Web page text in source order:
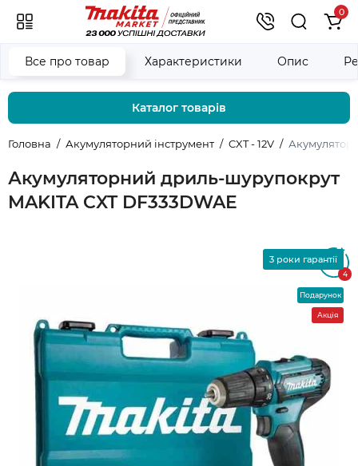
0
Каталог товарів
Головна Акумуляторний інструмент CXT - 12V
Акумуляторний дриль-шурупокрут
MAKITA CXT DF333DWAE
Все про товар Характеристики Опис
4.8
4
3 роки гарантії
Подарунок
Акція